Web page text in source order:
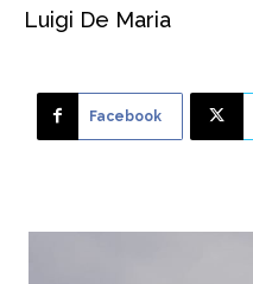
Luigi De Maria
Facebook